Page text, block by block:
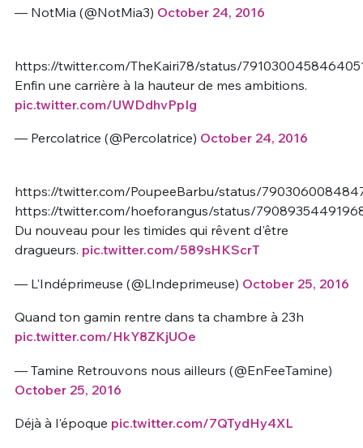
— NotMia (@NotMia3) October 24, 2016
https://twitter.com/TheKairi78/status/
Enfin une carrière à la hauteur de mes ambitions.
pic.twitter.com/UWDdhvPpIg
— Percolatrice (@Percolatrice) October 24, 2016
https://twitter.com/PoupeeBarbu/status/
https://twitter.com/hoeforangus/status/
Du nouveau pour les timides qui rêvent d'être
dragueurs. pic.twitter.com/589sHKScrT
— L'Indéprimeuse (@LIndeprimeuse) October 25, 2016
Quand ton gamin rentre dans ta chambre à 23h
pic.twitter.com/HkY8ZKjUOe
— Tamine Retrouvons nous ailleurs (@EnFeeTamine)
October 25, 2016
Déjà à l'époque pic.twitter.com/7QTydHy4XL